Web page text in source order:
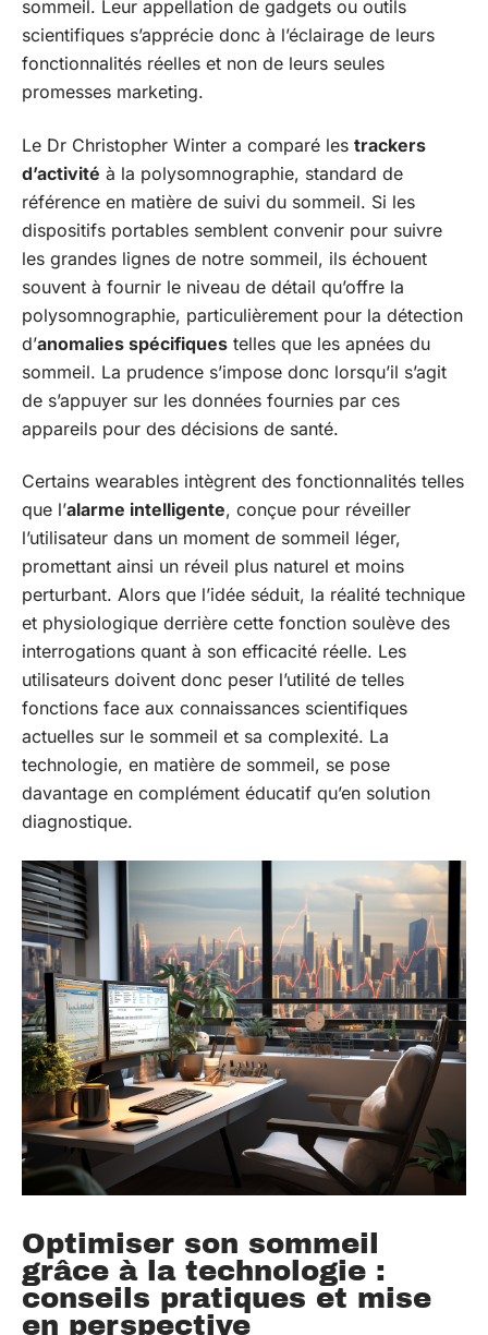
sommeil. Leur appellation de gadgets ou outils
scientifiques s’apprécie donc à l’éclairage de leurs
fonctionnalités réelles et non de leurs seules
promesses marketing.
Le Dr Christopher Winter a comparé les trackers
d’activité à la polysomnographie, standard de
référence en matière de suivi du sommeil. Si les
dispositifs portables semblent convenir pour suivre
les grandes lignes de notre sommeil, ils échouent
souvent à fournir le niveau de détail qu’offre la
polysomnographie, particulièrement pour la détection
d’anomalies spécifiques telles que les apnées du
sommeil. La prudence s’impose donc lorsqu’il s’agit
de s’appuyer sur les données fournies par ces
appareils pour des décisions de santé.
Certains wearables intègrent des fonctionnalités telles
que l’alarme intelligente, conçue pour réveiller
l’utilisateur dans un moment de sommeil léger,
promettant ainsi un réveil plus naturel et moins
perturbant. Alors que l’idée séduit, la réalité technique
et physiologique derrière cette fonction soulève des
interrogations quant à son efficacité réelle. Les
utilisateurs doivent donc peser l’utilité de telles
fonctions face aux connaissances scientifiques
actuelles sur le sommeil et sa complexité. La
technologie, en matière de sommeil, se pose
davantage en complément éducatif qu’en solution
diagnostique.
Optimiser son sommeil
grâce à la technologie :
conseils pratiques et mise
en perspective